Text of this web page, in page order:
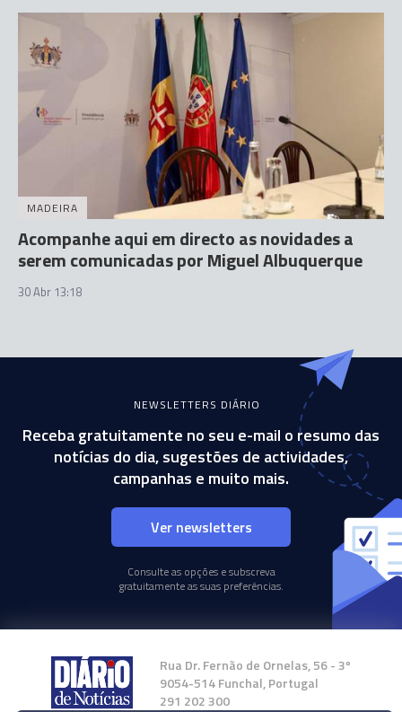
MADEIRA
Acompanhe aqui em directo as novidades a
serem comunicadas por Miguel Albuquerque
30 Abr 13:18
NEWSLETTERS DIÁRIO
Receba gratuitamente no seu e-mail o resumo das
notícias do dia, sugestões de actividades,
campanhas e muito mais.
Ver newsletters
Consulte as opções e subscreva
gratuitamente as suas preferências.
Rua Dr. Fernão de Ornelas, 56 - 3º
9054-514 Funchal, Portugal
291 202 300